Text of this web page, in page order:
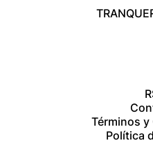
Términos
Política